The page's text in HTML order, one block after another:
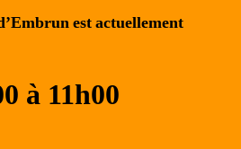
est actuellement
à 11h00